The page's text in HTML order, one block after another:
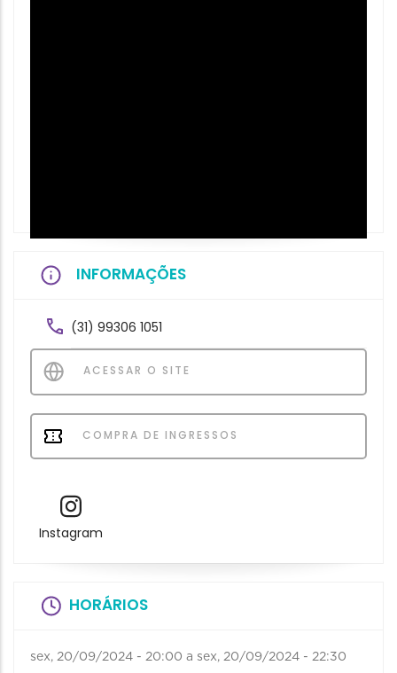
INFORMAÇÕES
(31) 99306 1051
ACESSAR O SITE
COMPRA DE INGRESSOS
Instagram
HORÁRIOS
sex, 20/09/2024 - 20:00 a sex, 20/09/2024 - 22:30